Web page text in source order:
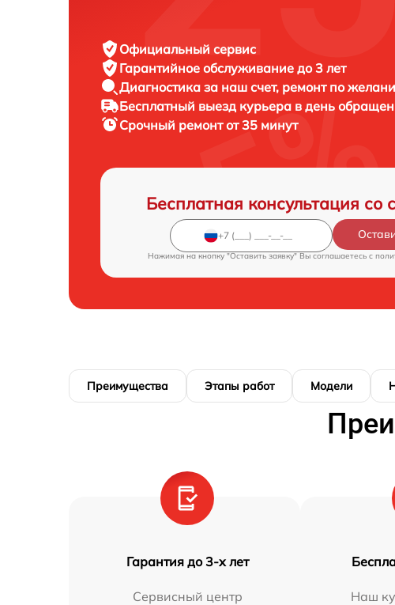
Официальный сервис
Гарантийное обслуживание до 3 лет
Диагностика за наш счет, ремонт по
Бесплатный выезд курьера в день
Срочный ремонтот 35 минут
Бесплатная консультация со
Нажимая на кнопку "Оставить заявку" Вы соглашаетесь c
Преимущества Этапы работ Модели
Гарантия до 3-х лет
Сервисный центр
Наш